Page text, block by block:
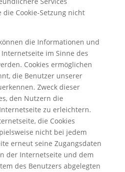
Cookie-Setzung nicht
die Informationen und
im Sinne des
Cookies ermöglichen
die Benutzer unserer
Zweck dieser
den Nutzern die
zu erleichtern.
die Cookies
nicht bei jedem
erneut seine Zugangsdaten
der Internetseite und dem
des Benutzers abgelegten